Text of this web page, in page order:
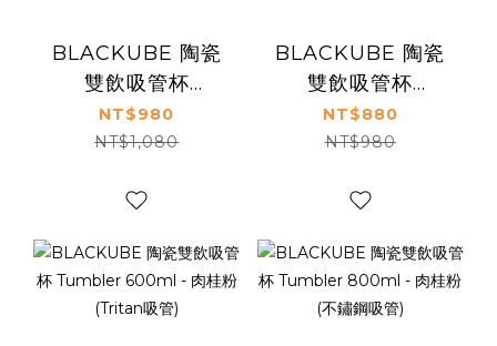
BLACKUBE 陶瓷
雙飲吸管杯
Tumbler 800ml -
提拉米蘇棕 (Tritan
NT$980
NT$1,080
BLACKUBE 陶瓷
雙飲吸管杯
Tumbler 600ml -
提拉米蘇棕 (Tritan
NT$880
NT$980